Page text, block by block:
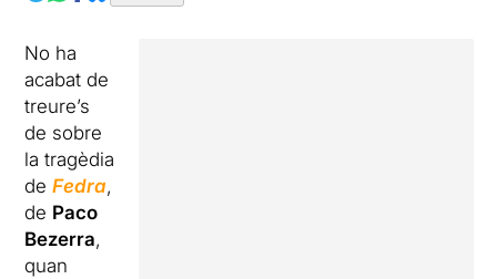
No ha
acabat de
treure’s
de sobre
la tragèdia
deFedra,
de Paco
Bezerra,
quan